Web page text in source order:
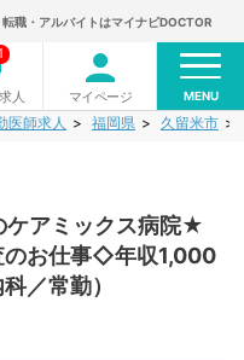
職・アルバイトはマイナビDOCTOR
人 マイページ MENU
医師求人 福岡県 久留米市
ケアミックス病院★
のお仕事◇年収1,000
／常勤）